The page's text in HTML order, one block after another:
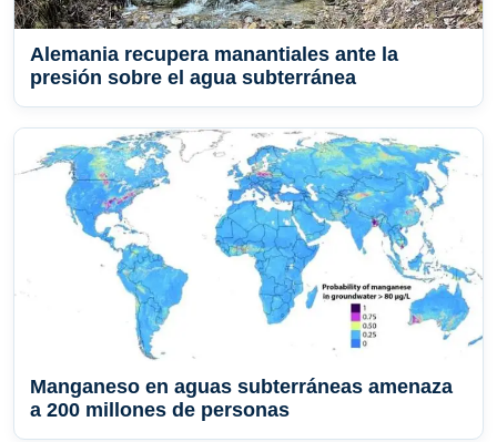
Alemania recupera manantiales ante la
presión sobre el agua subterránea
Manganeso en aguas subterráneas amenaza
a 200 millones de personas